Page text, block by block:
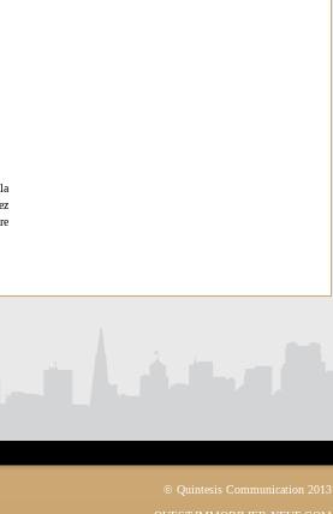
© Quintesis Communication 2013